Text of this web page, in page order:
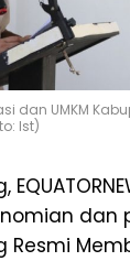
dan UMKM
Ist)
dan
Resmi